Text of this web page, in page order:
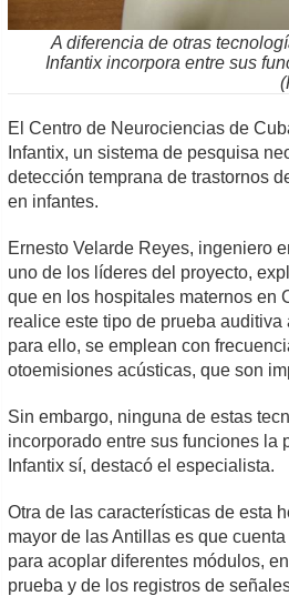
A diferencia de otras
Infantix incorpora entre sus
El Centro de Neurociencias de
Infantix, un sistema de pesquisa
detección temprana de trastornos
en infantes.
Ernesto Velarde Reyes, ingeniero
uno de los líderes del proyecto,
que en los hospitales maternos en
realice este tipo de prueba auditiva
para ello, se emplean con
otoemisiones acústicas, que son
Sin embargo, ninguna de estas
incorporado entre sus funciones la
Infantix sí, destacó el especialista.
Otra de las características de esta
mayor de las Antillas es que
para acoplar diferentes módulos,
prueba y de los registros de